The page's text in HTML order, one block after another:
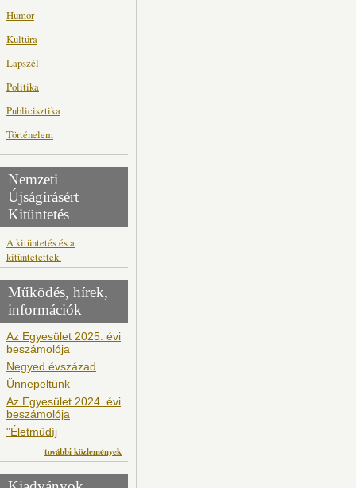
Humor
Kultúra
Lapszél
Politika
Publicisztika
Történelem
Nemzeti
Újságírásért
Kitüntetés
A kitüntetés és a
kitüntetettek.
Működés, hírek,
információk
Az Egyesület 2025. évi
beszámolója
Negyed évszázad
Ünnepeltünk
Az Egyesület 2024. évi
beszámolója
"Életműdíj
további közlemények